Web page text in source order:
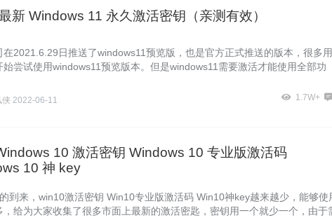
新 Windows 11 永久激活密钥（亲测有效）
在2021.6.29日推送了windows11预览版，也是官方正式推送的版本，很多用
始尝试使用windows11预览版本。但是windows11需要激活才能使用全部功
侠 2022-06-11 1.7W+
10 激活密钥 Windows 10 专业版激活码
10 神 key
到来，win10激活密钥 Win10专业版激活码 Win10神key越来越少，能够使
，给为大家收集了很多市面上最新的激活密匙，密钥用一个就少一个，由于